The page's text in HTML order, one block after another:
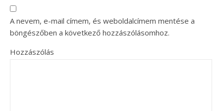
A nevem, e-mail címem, és weboldalcímem mentése a
böngészőben a következő hozzászólásomhoz.
Hozzászólás